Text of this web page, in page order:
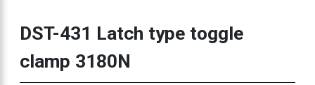
clamp 3180N
DST-431 Latch type toggle
clamp 3180N